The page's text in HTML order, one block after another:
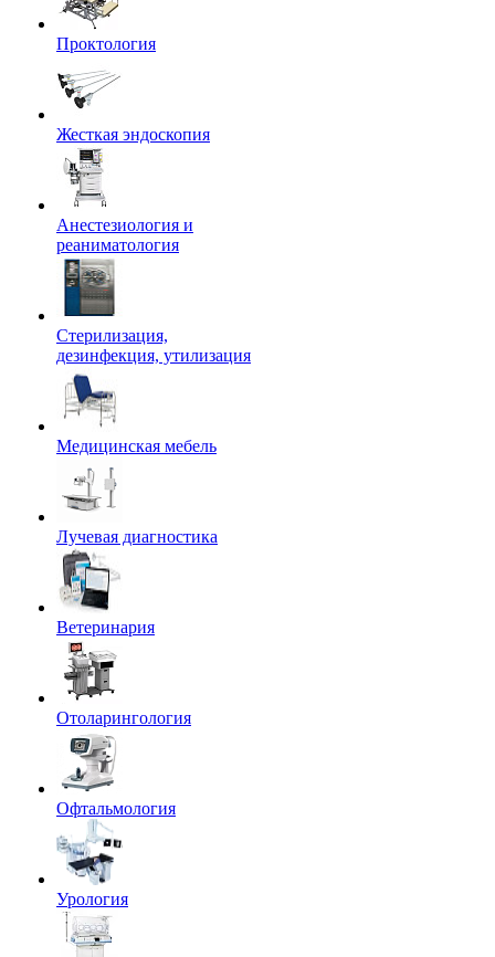
Проктология
Жесткая эндоскопия
Анестезиология и
реаниматология
Стерилизация,
дезинфекция, утилизация
Медицинская мебель
Лучевая диагностика
Ветеринария
Отоларингология
Офтальмология
Урология